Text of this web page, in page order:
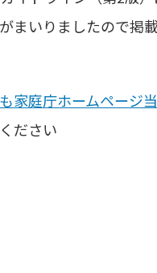
まいりましたので掲
家庭庁ホームページ
ださい